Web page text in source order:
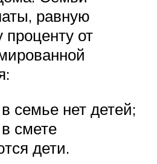
равную
от
семье нет детей;
смете
дети.